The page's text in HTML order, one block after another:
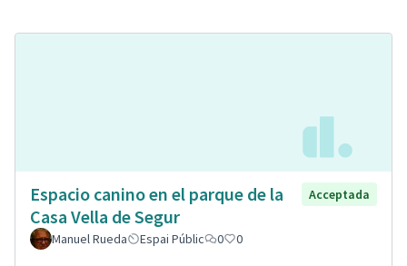
Espacio canino en el parque de la
Casa Vella de Segur
Acceptada
Manuel Rueda Espai Públic 0 0